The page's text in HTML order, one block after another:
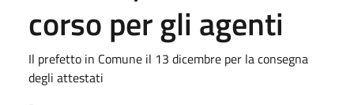
corso per gli agenti
Il prefetto in Comune il 13 dicembre per la consegna
degli attestati